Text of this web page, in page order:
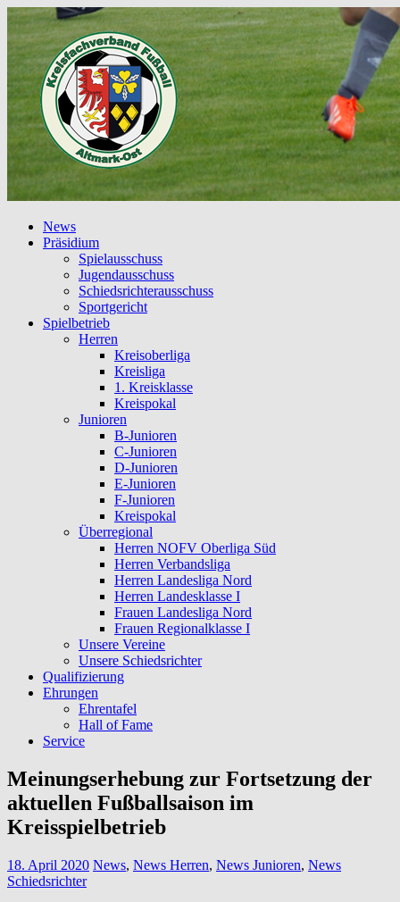
News
Präsidium
Spielausschuss
Jugendausschuss
Schiedsrichterausschuss
Sportgericht
Spielbetrieb
Herren
Kreisoberliga
Kreisliga
1. Kreisklasse
Kreispokal
Junioren
B-Junioren
C-Junioren
D-Junioren
E-Junioren
F-Junioren
Kreispokal
Überregional
Herren NOFV Oberliga Süd
Herren Verbandsliga
Herren Landesliga Nord
Herren Landesklasse I
Frauen Landesliga Nord
Frauen Regionalklasse I
Unsere Vereine
Unsere Schiedsrichter
Qualifizierung
Ehrungen
Ehrentafel
Hall of Fame
Service
Meinungserhebung zur Fortsetzung der
aktuellen Fußballsaison im
Kreisspielbetrieb
18. April 2020 News, News Herren, News Junioren, News
Schiedsrichter